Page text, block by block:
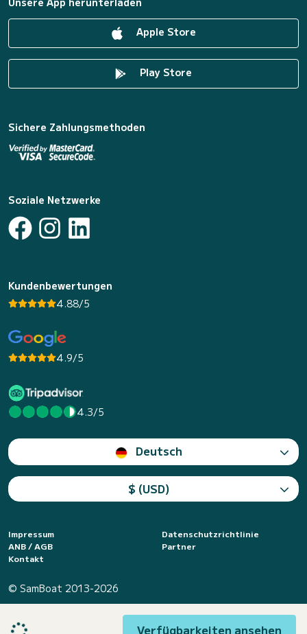
Verfügbarkeiten ansehen
Apple Store
Play Store
Sichere Zahlungsmethoden
Soziale Netzwerke
Kundenbewertungen
4.88/5
4.9/5
4.3/5
Deutsch
$ (USD)
Impressum
Datenschutzrichtlinie
ANB / AGB
Partner
Kontakt
© SamBoat 2013-2026